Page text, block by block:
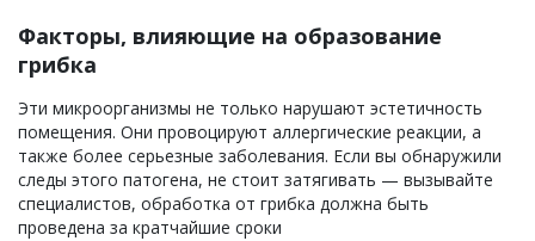
Факторы, влияющие на образование
грибка
Эти микроорганизмы не только нарушают эстетичность
помещения. Они провоцируют аллергические реакции, а
также более серьезные заболевания. Если вы обнаружили
следы этого патогена, не стоит затягивать — вызывайте
специалистов, обработка от грибка должна быть
проведена за кратчайшие сроки